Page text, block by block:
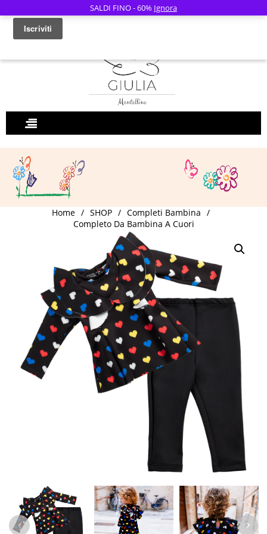
Home / SHOP / Completi Bambina /
Completo Da Bambina A Cuori
SALDI FINO - 60% Ignora